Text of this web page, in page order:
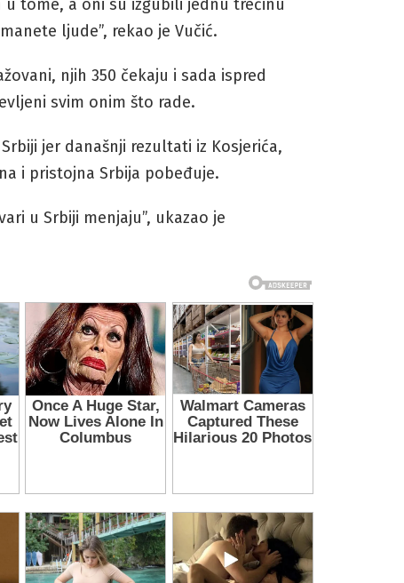
tome, a oni su izgubili jednu trećinu
ljude”, rekao je Vučić.
njih 350 čekaju i sada ispred
svim onim što rade.
jer današnji rezultati iz Kosjerića,
i pristojna Srbija pobeđuje.
u Srbiji menjaju”, ukazao je